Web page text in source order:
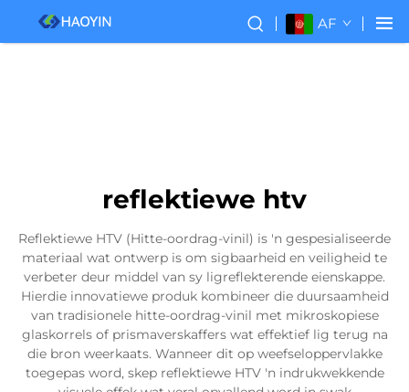
AF
reflektiewe htv
Reflektiewe HTV (Hitte-oordrag-vinil) is 'n gespesialiseerde
materiaal wat ontwerp is om sigbaarheid en veiligheid te
verbeter deur middel van sy ligreflekterende eienskappe.
Hierdie innovatiewe produk kombineer die duursaamheid
van tradisionele hitte-oordrag-vinil met mikroskopiese
glaskorrels of prismaverskaffers wat effektief lig terug na
die bron weerkaats. Wanneer dit op weefseloppervlakke
toegepas word, skep reflektiewe HTV 'n indrukwekkende